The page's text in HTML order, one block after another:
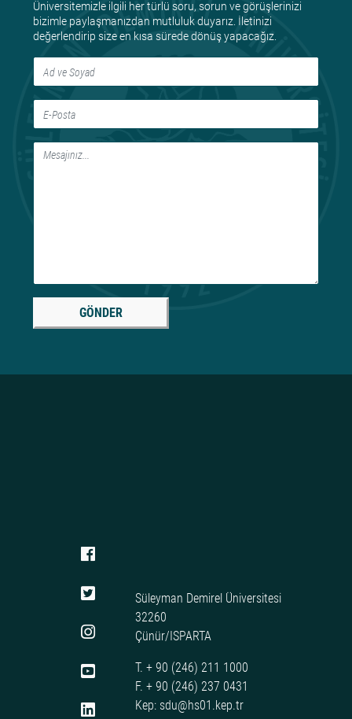
Üniversitemizle ilgili her türlü soru, sorun ve görüşlerinizi
bizimle paylaşmanızdan mutluluk duyarız. İletinizi
değerlendirip size en kısa sürede dönüş yapacağız.
GÖNDER
Süleyman Demirel Üniversitesi
32260
Çünür/ISPARTA
T. + 90 (246) 211 1000
F. + 90 (246) 237 0431
Kep: sdu@hs01.kep.tr